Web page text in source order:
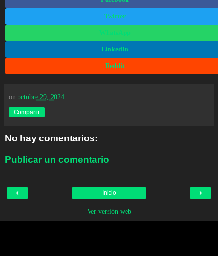
Twitter
WhatsApp
LinkedIn
Reddit
on octubre 29, 2024
Compartir
No hay comentarios:
Publicar un comentario
‹ ›
Inicio
Ver versión web